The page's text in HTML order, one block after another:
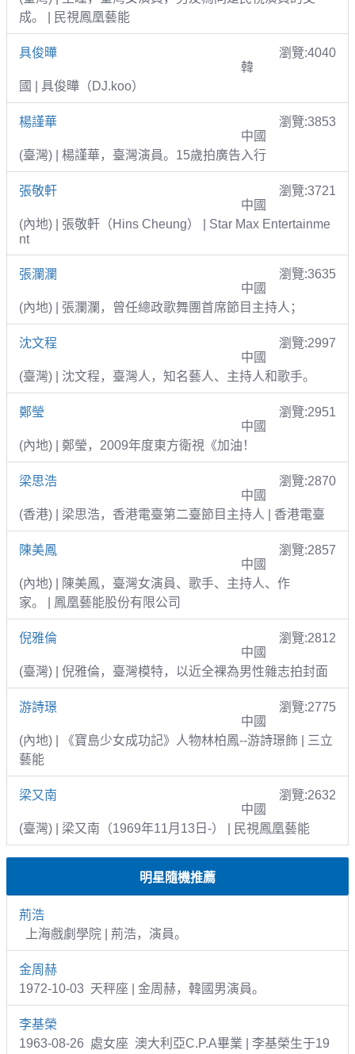
成。 | 民視鳳凰藝能
具俊曄
瀏覽:4040
韓
國 | 具俊曄（DJ.koo）
楊謹華
瀏覽:3853
中國
(臺灣) | 楊謹華，臺灣演員。15歲拍廣告入行
張敬軒
瀏覽:3721
中國
(內地) | 張敬軒（Hins Cheung） | Star Max Entertainme
nt
張瀾瀾
瀏覽:3635
中國
(內地) | 張瀾瀾，曾任總政歌舞團首席節目主持人；
沈文程
瀏覽:2997
中國
(臺灣) | 沈文程，臺灣人，知名藝人、主持人和歌手。
鄭瑩
瀏覽:2951
中國
(內地) | 鄭瑩，2009年度東方衛視《加油！
梁思浩
瀏覽:2870
中國
(香港) | 梁思浩，香港電臺第二臺節目主持人 | 香港電臺
陳美鳳
瀏覽:2857
中國
(內地) | 陳美鳳，臺灣女演員、歌手、主持人、作
家。 | 鳳凰藝能股份有限公司
倪雅倫
瀏覽:2812
中國
(臺灣) | 倪雅倫，臺灣模特，以近全裸為男性雜志拍封面
游詩璟
瀏覽:2775
中國
(內地) | 《寶島少女成功記》人物林柏鳳--游詩璟飾 | 三立
藝能
梁又南
瀏覽:2632
中國
(臺灣) | 梁又南（1969年11月13日-） | 民視鳳凰藝能
明星隨機推薦
荊浩
上海戲劇學院 | 荊浩，演員。
金周赫
1972-10-03 天秤座 | 金周赫，韓國男演員。
李基榮
1963-08-26 處女座 澳大利亞C.P.A畢業 | 李基榮生于19